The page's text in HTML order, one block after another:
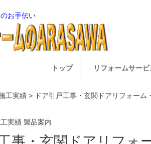
お手伝い
トップ リフォームサービ
工実績 > ドア引戸工事・玄関ドアリフォー
実績 製品案内